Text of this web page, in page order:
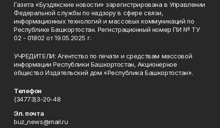
Газета «Буздякские новости» зарегистрирована в Управлении
Федеральной службы по надзору в сфере связи,
информационных технологий и массовых коммуникаций по
Республике Башкортостан. Регистрационный номер ПИ № ТУ
02 - 01802 от 19.05.2025 г.
УЧРЕДИТЕЛИ: Агентство по печати и средствам массовой
информации Республики Башкортостан, Акционерное
общество Издательский дом «Республика Башкортостан».
Телефон
(34773)3-20-48
Эл. почта
buz_news@mail.ru